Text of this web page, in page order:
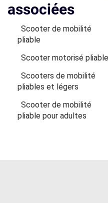
associées
Scooter de mobilité
pliable
Scooter motorisé pliable
Scooters de mobilité
pliables et légers
Scooter de mobilité
pliable pour adultes